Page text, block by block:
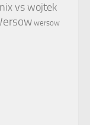
vs wojtek
wersow